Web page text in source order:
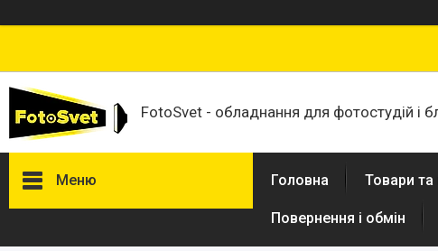
FotoSvet - обладнання для фотостудій і
Меню Головна Товари та
Повернення і обмін